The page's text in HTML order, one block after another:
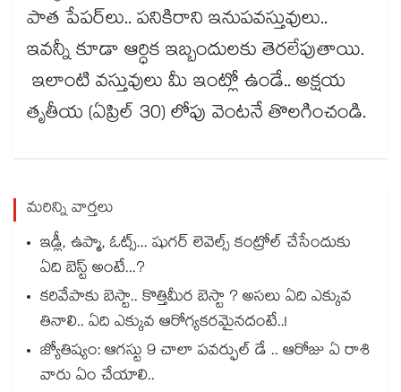
పాత పేపర్‌‌లు.. పనికిరాని ఇనుపవస్తువులు..
ఇవన్నీ కూడా ఆర్ధిక ఇబ్బందులకు తెరలేపుతాయి.
ఇలాంటి వస్తువులు మీ ఇంట్లో ఉండే.. అక్షయ
తృతీయ (ఏప్రిల్​ 30) లోపు వెంటనే తొలగించండి.
మరిన్ని వార్తలు
ఇడ్లీ, ఉప్మా, ఓట్స్... షుగర్ లెవెల్స్ కంట్రోల్ చేసేందుకు
ఏది బెస్ట్ అంటే...?
కరివేపాకు బెస్టా.. కొత్తిమీర బెస్టా ? అసలు ఏది ఎక్కువ
తినాలి.. ఏది ఎక్కువ ఆరోగ్యకరమైనదంటే..!
జ్యోతిష్యం: ఆగస్టు 9 చాలా పవర్ఫుల్ డే .. ఆరోజు ఏ రాశి
వారు ఏం చేయాలి..